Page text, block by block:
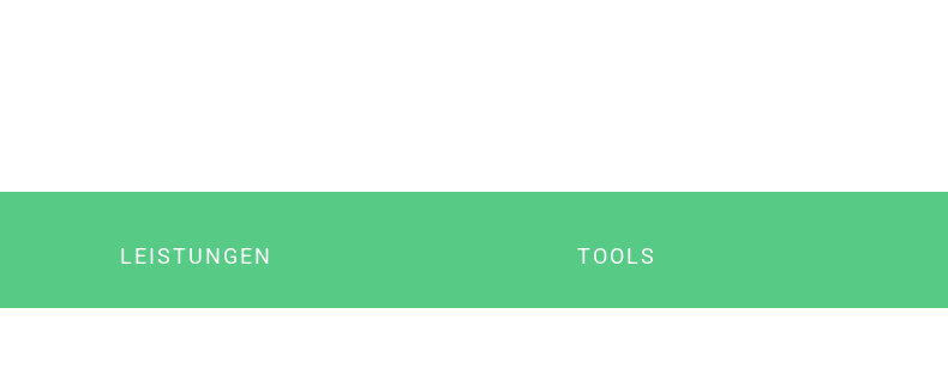
LEISTUNGEN TOOLS